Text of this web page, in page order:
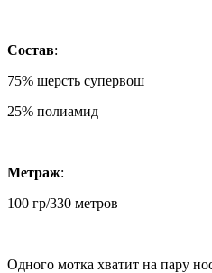
Состав:
75% шерсть супервош
25% полиамид
Метраж:
100 гр/330 метров
Одного мотка хватит на пару